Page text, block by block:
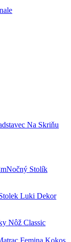
Na Skriňu
Nočný Stolík
Luki Dekor
Nôž Classic
Femina Kokos